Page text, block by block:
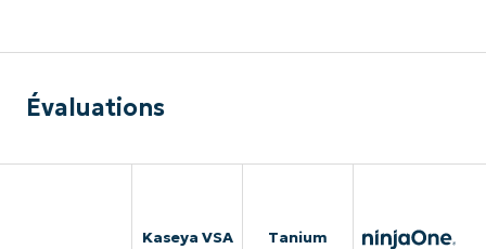
Évaluations
Kaseya VSA Tanium